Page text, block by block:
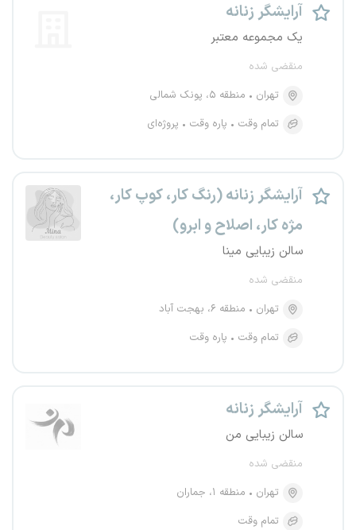
آرایشگر زنانه
یک مجموعه معتبر
منقضی شده
تهران
منطقه ۵، پونک شمالی
تمام وقت
پاره وقت پروژه‌ای
آرایشگر زنانه (رنگ کار، کوپ کار،
مژه کار، اصلاح و ابرو)
سالن زیبایی مینا
منقضی شده
تهران
منطقه ۶، بهجت آباد
تمام وقت
پاره وقت
آرایشگر زنانه
سالن زیبایی من
منقضی شده
تهران
منطقه ۱، جماران
تمام وقت